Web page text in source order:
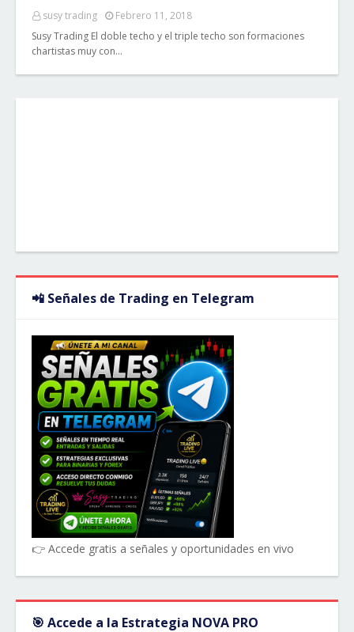
susy trading
Febrero 11, 2018
Susy Trading El doble techo y el triple techo son formaciones
chartistas muy con…
📲 Señales de Trading en Telegram
👉 Accede gratis a señales y oportunidades en vivo
🎯 Accede a la Estrategia NOVA PRO